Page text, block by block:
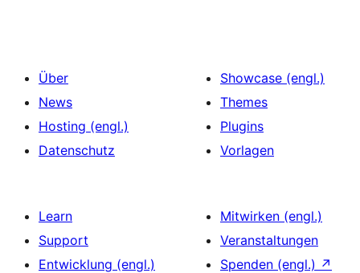
Über
News
Hosting (engl.)
Datenschutz
Showcase (engl.)
Themes
Plugins
Vorlagen
Learn
Support
Entwicklung (engl.)
Mitwirken (engl.)
Veranstaltungen
Spenden (engl.) ↗